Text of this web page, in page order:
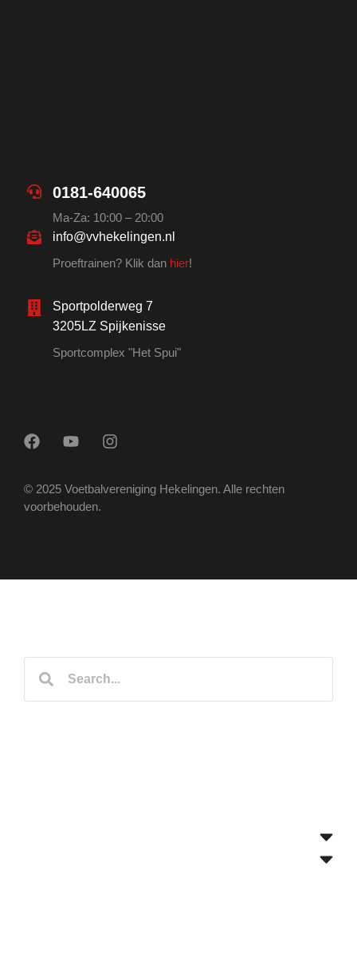
0181-640065
Ma-Za: 10:00 – 20:00
info@vvhekelingen.nl
Proeftrainen? Klik dan hier!
Sportpolderweg 7
3205LZ Spijkenisse
Sportcomplex "Het Spui"
© 2025 Voetbalvereniging Hekelingen. Alle rechten
voorbehouden.